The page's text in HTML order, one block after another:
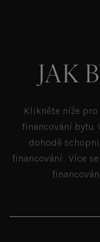
JAK
Klikněte níže
financování bytu.
dohodě
financování . Více